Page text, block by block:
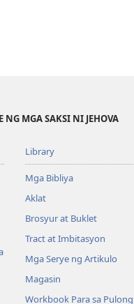
NG MGA SAKSI NI JEHOVA
Library
Mga Bibliya
Aklat
Brosyur at Buklet
Tract at Imbitasyon
Mga Serye ng Artikulo
Magasin
Workbook Para sa Pulong